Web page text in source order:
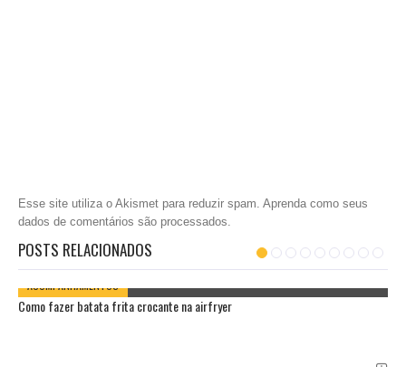
Esse site utiliza o Akismet para reduzir spam. Aprenda como seus
dados de comentários são processados.
POSTS RELACIONADOS
ACOMPANHAMENTOS
Como fazer batata frita crocante na airfryer